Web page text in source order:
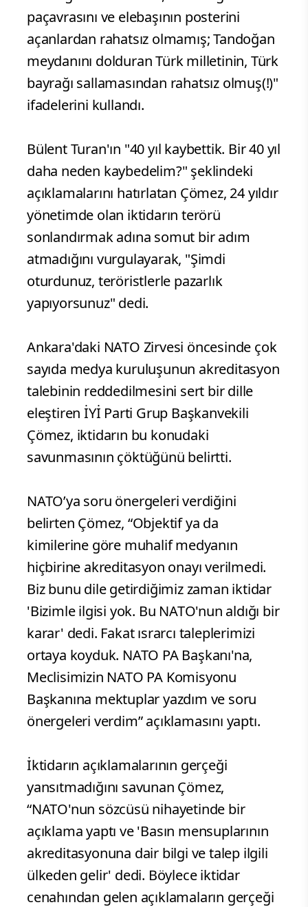
paçavrasını ve elebaşının posterini
açanlardan rahatsız olmamış; Tandoğan
meydanını dolduran Türk milletinin, Türk
bayrağı sallamasından rahatsız olmuş(!)"
ifadelerini kullandı.
Bülent Turan'ın "40 yıl kaybettik. Bir 40 yıl
daha neden kaybedelim?" şeklindeki
açıklamalarını hatırlatan Çömez, 24 yıldır
yönetimde olan iktidarın terörü
sonlandırmak adına somut bir adım
atmadığını vurgulayarak, "Şimdi
oturdunuz, teröristlerle pazarlık
yapıyorsunuz" dedi.
Ankara'daki NATO Zirvesi öncesinde çok
sayıda medya kuruluşunun akreditasyon
talebinin reddedilmesini sert bir dille
eleştiren İYİ Parti Grup Başkanvekili
Çömez, iktidarın bu konudaki
savunmasının çöktüğünü belirtti.
NATO’ya soru önergeleri verdiğini
belirten Çömez, “Objektif ya da
kimilerine göre muhalif medyanın
hiçbirine akreditasyon onayı verilmedi.
Biz bunu dile getirdiğimiz zaman iktidar
'Bizimle ilgisi yok. Bu NATO'nun aldığı bir
karar' dedi. Fakat ısrarcı taleplerimizi
ortaya koyduk. NATO PA Başkanı'na,
Meclisimizin NATO PA Komisyonu
Başkanına mektuplar yazdım ve soru
önergeleri verdim” açıklamasını yaptı.
İktidarın açıklamalarının gerçeği
yansıtmadığını savunan Çömez,
“NATO'nun sözcüsü nihayetinde bir
açıklama yaptı ve 'Basın mensuplarının
akreditasyonuna dair bilgi ve talep ilgili
ülkeden gelir' dedi. Böylece iktidar
cenahından gelen açıklamaların gerçeği